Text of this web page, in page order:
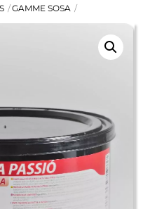
GAMME SOSA